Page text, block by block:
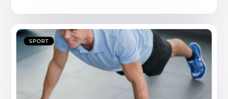
SPORT